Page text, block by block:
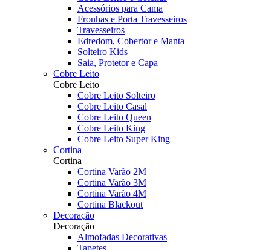
Acessórios para Cama
Fronhas e Porta Travesseiros
Travesseiros
Edredom, Cobertor e Manta
Solteiro Kids
Saia, Protetor e Capa
Cobre Leito
Cobre Leito
Cobre Leito Solteiro
Cobre Leito Casal
Cobre Leito Queen
Cobre Leito King
Cobre Leito Super King
Cortina
Cortina
Cortina Varão 2M
Cortina Varão 3M
Cortina Varão 4M
Cortina Blackout
Decoração
Decoração
Almofadas Decorativas
Tapetes